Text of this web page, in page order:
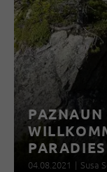
PAZNAUN
PARADIES
04.08.2021 | Susa